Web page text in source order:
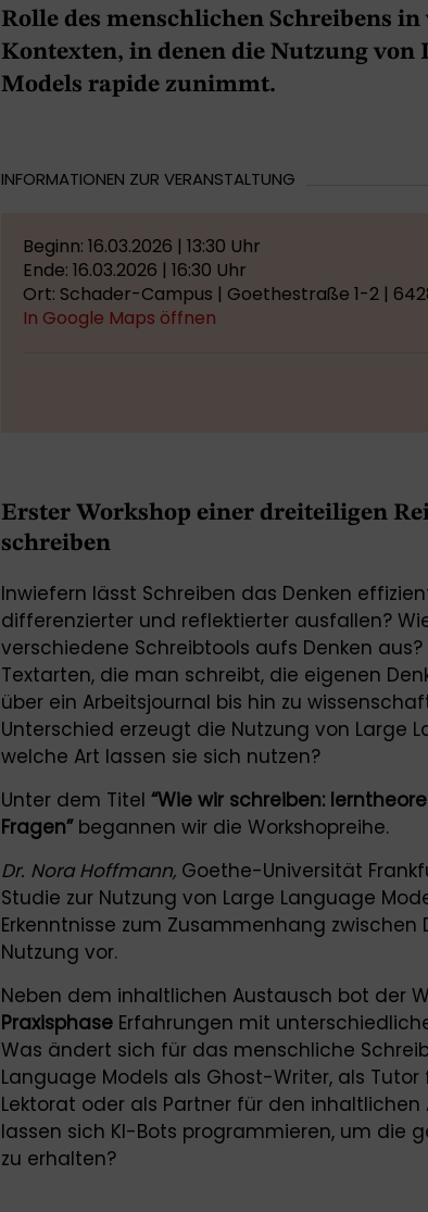
Rolle des menschlichen Schreibens
Kontexten, in denen die Nutzung von
Models rapide zunimmt.
INFORMATIONEN ZUR VERANSTALTUNG
Beginn: 16.03.2026 | 13:30 Uhr
Ende: 16.03.2026 | 16:30 Uhr
Ort: Schader-Campus | Goethestraße 1-2 |
In Google Maps öffnen
Erster Workshop einer dreiteiligen
schreiben
Inwiefern lässt Schreiben das Denken
differenzierter und reflektierter ausfallen?
verschiedene Schreibtools aufs Denken
Textarten, die man schreibt, die eigenen
über ein Arbeitsjournal bis hin zu
Unterschied erzeugt die Nutzung von Large
welche Art lassen sie sich nutzen?
Unter dem Titel “Wie wir schreiben:
Fragen”begannen wir die Workshopreihe.
Dr. Nora Hoffmann, Goethe-Universität
Studie zur Nutzung von Large Language
Erkenntnisse zum Zusammenhang zwischen
Nutzung vor.
Neben dem inhaltlichen Austausch bot der
Praxisphase Erfahrungen mit
Was ändert sich für das menschliche
Language Models als Ghost-Writer, als
Lektorat oder als Partner für den inhaltlichen
lassen sich KI-Bots programmieren, um die
zu erhalten?